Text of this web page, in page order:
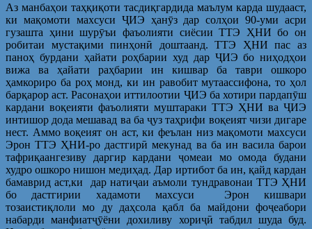
Аз манбаҳои таҳқиқоти тасдиқгардида маълум карда шудааст,
ки мақомоти махсуси ҶИЭ ҳанӯз дар солҳои 90-уми асри
гузашта ҳини шурӯъи фаъолияти сиёсии ТТЭ ҲНИ бо он
робитаи мустақими пинҳонӣ доштаанд. ТТЭ ҲНИ пас аз
паноҳ бурдани ҳайати роҳбарии худ дар ҶИЭ бо ниҳодҳои
вижа ва ҳайати раҳбарии ин кишвар ба таври ошкоро
ҳамкориро ба роҳ монд, ки ин равобит мутаассифона, то ҳол
барқарор аст. Расонаҳои иттилоотии ҶИЭ ба хотири пардапӯш
кардани воқеияти фаъолияти муштараки ТТЭ ҲНИ ва ҶИЭ
интишор дода мешавад ва ба ҷуз таҳрифи воқеият чизи дигаре
нест. Аммо воқеият он аст, ки феълан низ мақомоти махсуси
Эрон ТТЭ ҲНИ-ро дастгирӣ мекунад ва ба ин васила барои
тафриқаангезиву даргир кардани ҷомеаи мо омода будани
худро ошкоро нишон медиҳад. Дар иртибот ба ин, қайд кардан
бамаврид аст,ки дар натиҷаи аъмоли тундравонаи ТТЭ ҲНИ
бо дастгирии хадамоти махсуси Эрон кишвари
тозаистиқлоли мо ду даҳсола қабл ба майдони фоҷеабори
набарди манфиатҷӯёни дохиливу хориҷӣ табдил шуда буд.